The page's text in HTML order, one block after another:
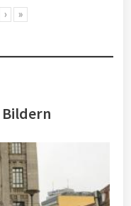
› »
Bildern